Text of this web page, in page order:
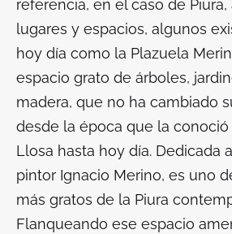
referencia, en el caso de
lugares y espacios, algunos
hoy día como la Plazuela
espacio grato de árboles,
madera, que no ha cambiado
desde la época que la conoció
Llosa hasta hoy día. Dedicada
pintor Ignacio Merino, es uno
más gratos de la Piura
Flanqueando ese espacio